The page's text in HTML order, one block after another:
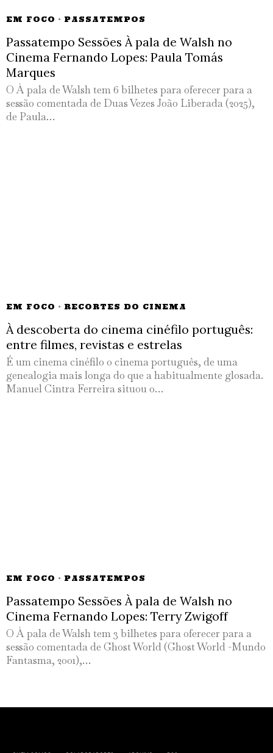
EM FOCO · PASSATEMPOS
Passatempo Sessões À pala de Walsh no
Cinema Fernando Lopes: Paula Tomás
Marques
O À pala de Walsh tem 6 bilhetes para oferecer para a
sessão comentada de Duas Vezes João Liberada (2025),
de Paula…
EM FOCO · RECORTES DO CINEMA
À descoberta do cinema cinéfilo português:
entre filmes, revistas e estrelas
É um cinema cinéfilo o cinema português, de uma
genealogia mais longa do que a habitualmente glosada.
Manuel Cintra Ferreira situou o…
EM FOCO · PASSATEMPOS
Passatempo Sessões À pala de Walsh no
Cinema Fernando Lopes: Terry Zwigoff
O À pala de Walsh tem 3 bilhetes para oferecer para a
sessão comentada de Ghost World (Ghost World -Mundo
Fantasma, 2001),…